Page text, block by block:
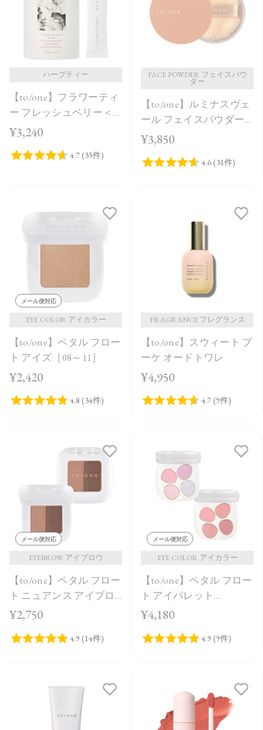
ハーブティー
【to/one】フラワーティ
ー フレッシュベリー＜
20包＞
¥3,240
FACE POWDER フェイスパウ
ダー
【to/one】ルミナスヴェ
ール フェイスパウダー
＜全2色＞
¥3,850
メール便対応
EYE COLOR アイカラー
【to/one】ペタル フロー
ト アイズ［08～11］
¥2,420
FRAGRANCE フレグランス
【to/one】スウィート ブ
ーケ オードトワレ
¥4,950
メール便対応
EYEBROW アイブロウ
【to/one】ペタル フロー
ト ニュアンス アイブロ
ウ［03,04］
¥2,750
メール便対応
EYE COLOR アイカラー
【to/one】ペタル フロー
ト アイパレット
［09,10］＜2026 Summer
¥4,180